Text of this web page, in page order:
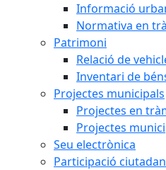
Informació
Normativa en
Patrimoni
Relació de
Inventari de
Projectes municipals
Projectes en
Projectes
Seu electrònica
Participació